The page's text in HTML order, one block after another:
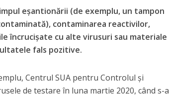
eșantionării (de exemplu, un tampon
contaminarea reactivilor,
încrucișate cu alte virusuri sau materiale
fals pozitive.
Centrul SUA pentru Controlul și
de testare în luna martie 2020, când s-a